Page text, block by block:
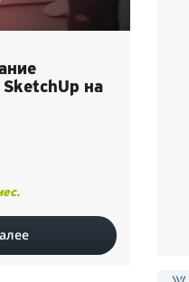
SketchUp на